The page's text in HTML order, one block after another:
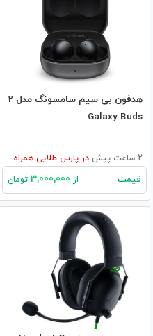
هدفون بی سیم سامسونگ مدل 2
Galaxy Buds
2 ساعت پیش در پارس طلایی همراه
قیمت از تومان